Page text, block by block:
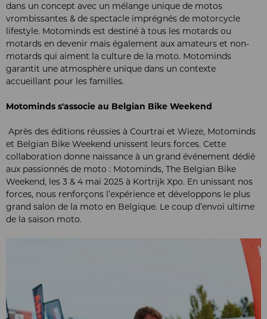
dans un concept avec un mélange unique de motos
vrombissantes & de spectacle imprégnés de motorcycle
lifestyle. Motominds est destiné à tous les motards ou
motards en devenir mais également aux amateurs et non-
motards qui aiment la culture de la moto. Motominds
garantit une atmosphère unique dans un contexte
accueillant pour les familles.
Motominds s'associe au Belgian Bike Weekend
Après des éditions réussies à Courtrai et Wieze, Motominds
et Belgian Bike Weekend unissent leurs forces. Cette
collaboration donne naissance à un grand événement dédié
aux passionnés de moto : Motominds, The Belgian Bike
Weekend, les 3 & 4 mai 2025 à Kortrijk Xpo. En unissant nos
forces, nous renforçons l’expérience et développons le plus
grand salon de la moto en Belgique. Le coup d’envoi ultime
de la saison moto.